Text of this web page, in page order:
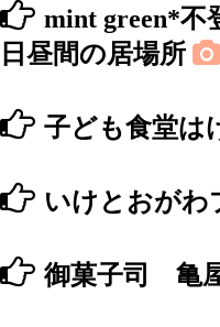
mint green*不
日昼間の居場所
子ども食堂は
いけとおがわ
御菓子司 亀